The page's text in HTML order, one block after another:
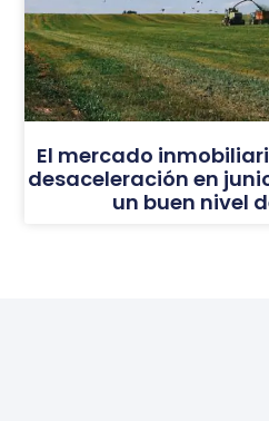
El mercado
desaceleración en
un buen nivel